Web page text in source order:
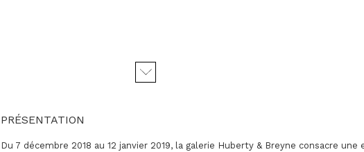
PRÉSENTATION
Du 7 décembre 2018 au 12 janvier 2019, la galerie Huberty & Breyne consacre